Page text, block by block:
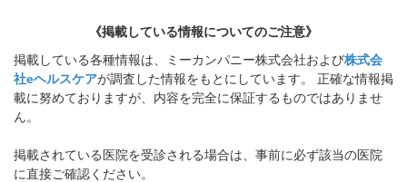
《掲載している情報についてのご注意》
掲載している各種情報は、ミーカンパニー株式会社および株式会
社eヘルスケアが調査した情報をもとにしています。 正確な情報掲
載に努めておりますが、内容を完全に保証するものではありませ
ん。
掲載されている医院を受診される場合は、事前に必ず該当の医院
に直接ご確認ください。